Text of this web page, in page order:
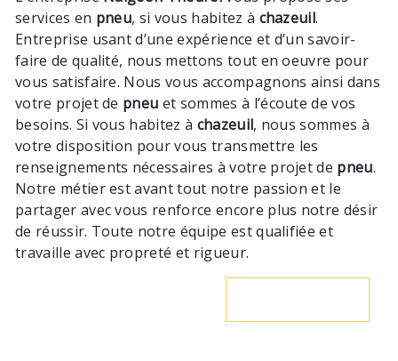
services en pneu, si vous habitez à chazeuil.
Entreprise usant d’une expérience et d’un savoir-
faire de qualité, nous mettons tout en oeuvre pour
vous satisfaire. Nous vous accompagnons ainsi dans
votre projet de pneu et sommes à l’écoute de vos
besoins. Si vous habitez à chazeuil, nous sommes à
votre disposition pour vous transmettre les
renseignements nécessaires à votre projet de pneu.
Notre métier est avant tout notre passion et le
partager avec vous renforce encore plus notre désir
de réussir. Toute notre équipe est qualifiée et
travaille avec propreté et rigueur.